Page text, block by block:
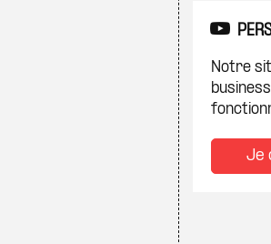
Notre
Je